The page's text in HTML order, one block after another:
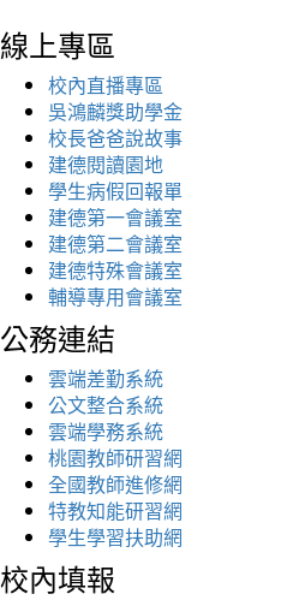
線上專區
校內直播專區
吳鴻麟獎助學金
校長爸爸說故事
建德閱讀園地
學生病假回報單
建德第一會議室
建德第二會議室
建德特殊會議室
輔導專用會議室
公務連結
雲端差勤系統
公文整合系統
雲端學務系統
桃園教師研習網
全國教師進修網
特教知能研習網
學生學習扶助網
校內填報